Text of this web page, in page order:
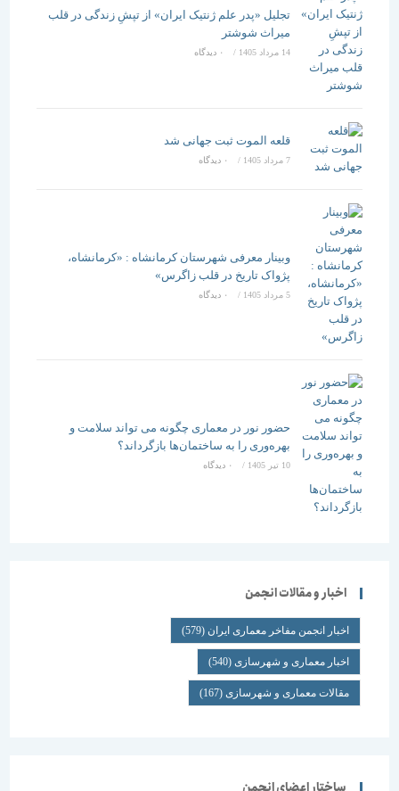
تجلیل «پدر علم ژنتیک ایران» از تپشِ زندگی در قلب
میراث شوشتر
14 مرداد 1405 / ۰ دیدگاه
قلعه الموت ثبت جهانی شد
/ ۰ دیدگاه
وبینار معرفی شهرستان کرمانشاه : «کرمانشاه،
پژواک تاریخ در قلب زاگرس»
5 مرداد 1405 / ۰ دیدگاه
حضور نور در معماری چگونه می تواند سلامت و
بهره‌وری را به ساختمان‌ها بازگرداند؟
/ ۰ دیدگاه
اخبار و مقالات انجمن
اخبار انجمن مفاخر معماری ایران (579)
اخبار معماری و شهرسازی(540)
مقالات معماری و شهرسازی(167)